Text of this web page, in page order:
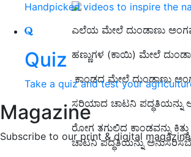
Handpicked videos to inspire the
Quiz
Take a quiz and test your
Magazine
Subscribe to our print & digital
ಎಲೆಯ ಮೇಲೆ ದುಂಡಾಣು
ಹಣ್ಣುಗಳ (ಕಾಯಿ) ಮೇಲೆ
ಕಾಂಡದ ಮೇಲೆ ದುಂಡಾಣು
ಸರಿಯಾದ ಚಾಟನಿ ಪದ್ಧತಿಯನ್ನು
ರೋಗ ತಗುಲಿದ ಕಾಂಡವನ್ನು
ಚಾಟನಿ ಪದ್ಧತಿಯನ್ನು